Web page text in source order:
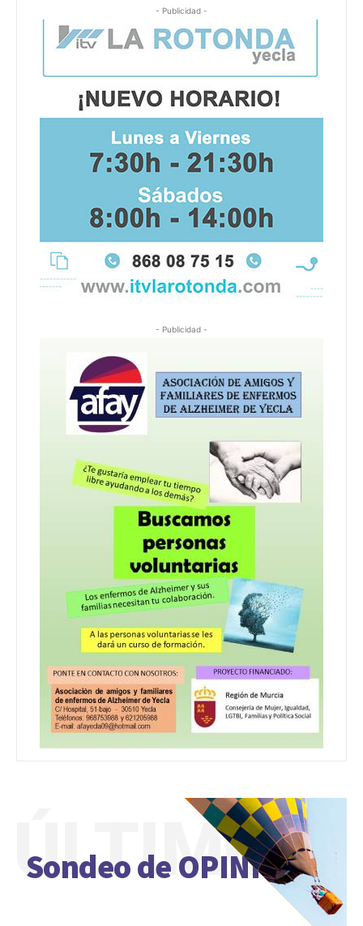
- Publicidad -
- Publicidad -
Sondeo de OPINIÓN
ÚLTIMO